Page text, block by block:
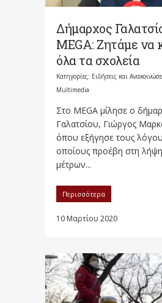
Δήμαρχος
MEGA: Ζητάμε να
όλα τα σχολεία
Κατηγορίες: Ειδήσεις και
Multimedia
Στο MEGA μίλησε ο
Γαλατσίου, Γιώργος
όπου εξήγησε τους
οποίους προέβη στη
μέτρων...
Περισσότερα
10 Μαρτίου 2020